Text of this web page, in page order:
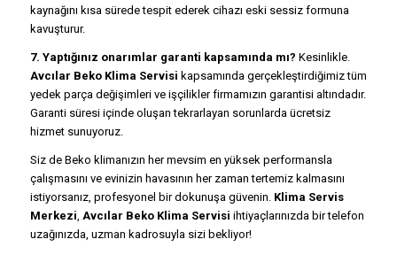
kaynağını kısa sürede tespit ederek cihazı eski sessiz formuna
kavuşturur.
7. Yaptığınız onarımlar garanti kapsamında mı? Kesinlikle.
Avcılar Beko Klima Servisi kapsamında gerçekleştirdiğimiz tüm
yedek parça değişimleri ve işçilikler firmamızın garantisi altındadır.
Garanti süresi içinde oluşan tekrarlayan sorunlarda ücretsiz
hizmet sunuyoruz.
Siz de Beko klimanızın her mevsim en yüksek performansla
çalışmasını ve evinizin havasının her zaman tertemiz kalmasını
istiyorsanız, profesyonel bir dokunuşa güvenin. Klima Servis
Merkezi, Avcılar Beko Klima Servisi ihtiyaçlarınızda bir telefon
uzağınızda, uzman kadrosuyla sizi bekliyor!